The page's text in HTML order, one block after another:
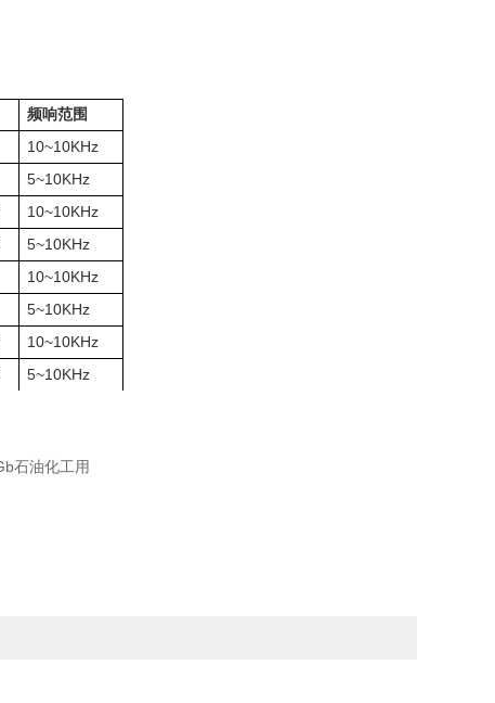
频响范围
10~10KHz
5~10KHz
10~10KHz
5~10KHz
10~10KHz
5~10KHz
10~10KHz
5~10KHz